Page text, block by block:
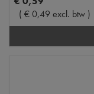
( €0,49 excl. btw )